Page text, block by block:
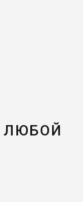
без
Помните
и остальной
Среди тысяч
ЛЮБОЙ